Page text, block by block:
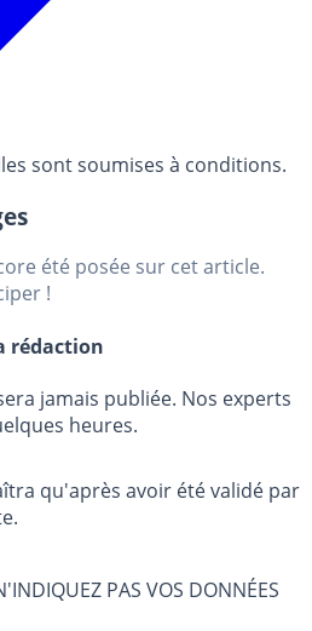
sont soumises à conditions.
été posée sur cet article.
!
rédaction
jamais publiée. Nos experts
heures.
qu'après avoir été validé par
PAS VOS DONNÉES